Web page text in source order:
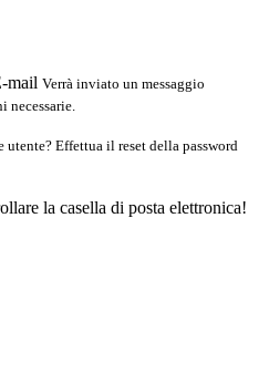
mail Verrà inviato un messaggio
necessarie.
utente? Effettua il reset della password
la casella di posta elettronica!